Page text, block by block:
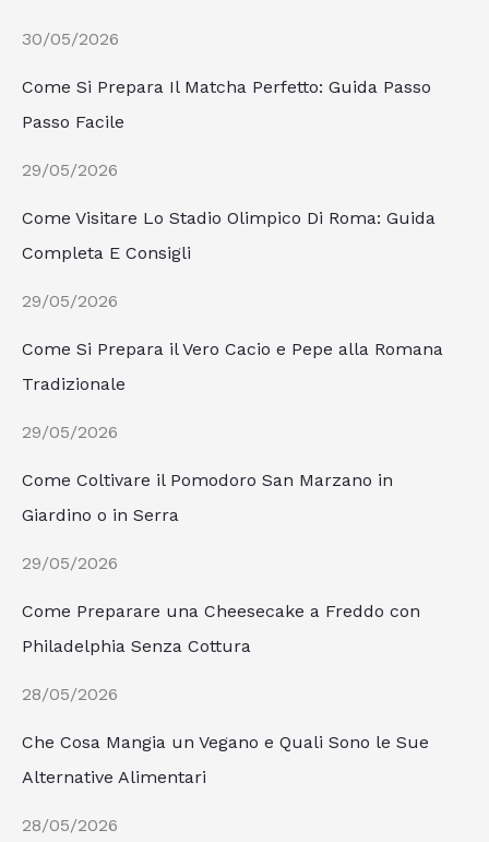
30/05/2026
Come Si Prepara Il Matcha Perfetto: Guida Passo
Passo Facile
29/05/2026
Come Visitare Lo Stadio Olimpico Di Roma: Guida
Completa E Consigli
29/05/2026
Come Si Prepara il Vero Cacio e Pepe alla Romana
Tradizionale
29/05/2026
Come Coltivare il Pomodoro San Marzano in
Giardino o in Serra
29/05/2026
Come Preparare una Cheesecake a Freddo con
Philadelphia Senza Cottura
28/05/2026
Che Cosa Mangia un Vegano e Quali Sono le Sue
Alternative Alimentari
28/05/2026